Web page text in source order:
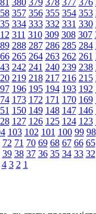
357 356 355 354 353
334 333 332 331 330
311 310 309 308 307
288 287 286 285 284
265 264 263 262 261
242 241 240 239 238
219 218 217 216 215
196 195 194 193 192
173 172 171 170 169
150 149 148 147 146
127 126 125 124 123
103 102 101 100 99 98
72 71 70 69 68 67 66 65
39 38 37 36 35 34 33 32
4 3 2 1